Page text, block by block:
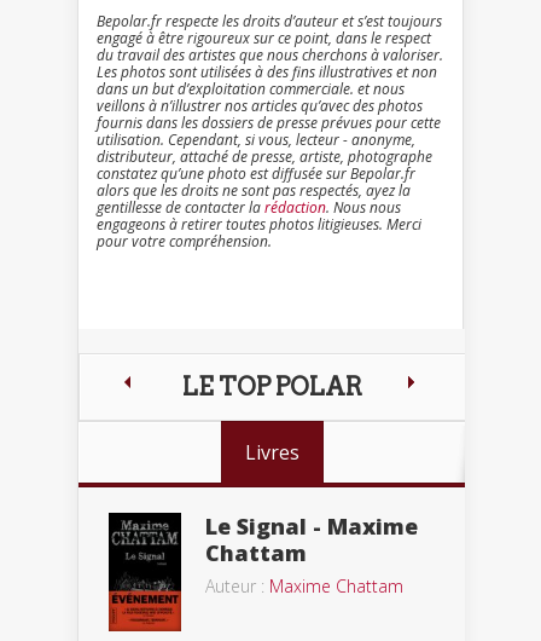
Bepolar.fr respecte les droits d’auteur et s’est toujours
engagé à être rigoureux sur ce point, dans le respect
du travail des artistes que nous cherchons à valoriser.
Les photos sont utilisées à des fins illustratives et non
dans un but d’exploitation commerciale. et nous
veillons à n’illustrer nos articles qu’avec des photos
fournis dans les dossiers de presse prévues pour cette
utilisation. Cependant, si vous, lecteur - anonyme,
distributeur, attaché de presse, artiste, photographe
constatez qu’une photo est diffusée sur Bepolar.fr
alors que les droits ne sont pas respectés, ayez la
gentillesse de contacter larédaction. Nous nous
engageons à retirer toutes photos litigieuses. Merci
pour votre compréhension.
LE TOP POLAR
Livres
Le Signal - Maxime
Chattam
Auteur : Maxime Chattam